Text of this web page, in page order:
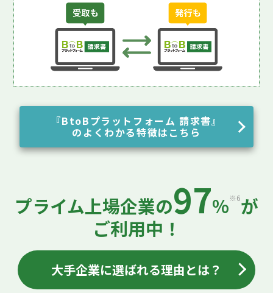
『BtoBプラットフォーム 請求書』
のよくわかる特徴はこちら
プライム上場企業の97%※6が
ご利用中！
大手企業に選ばれる理由とは？